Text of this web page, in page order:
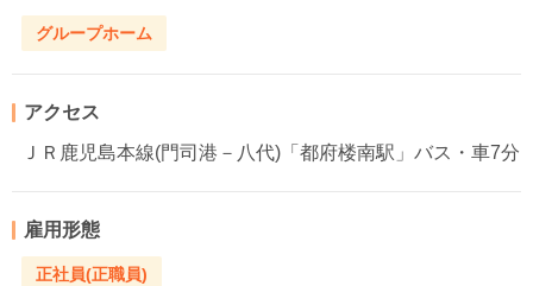
グループホーム
アクセス
ＪＲ鹿児島本線(門司港－八代)「都府楼南駅」バス・車7分
雇用形態
正社員(正職員)